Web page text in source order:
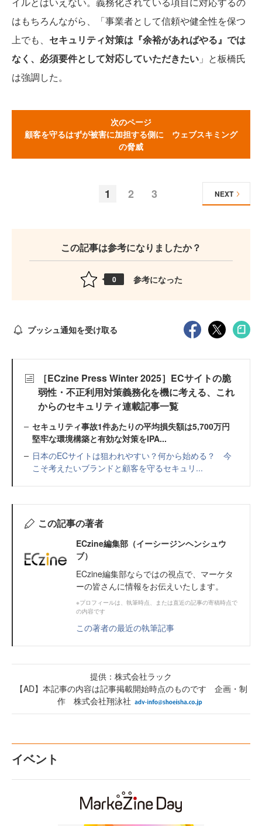
はもちろんながら、「事業者として信頼や健全性を保つ
上でも、 セキュリティ対策は『余裕があればやる』では
なく、必須要件として対応していただきたい 」と板橋氏
は強調した。
次のページ
顧客を守るはずが被害に加担する側に ウェブスキミング
の脅威
1 2 3 NEXT
この記事は参考になりましたか？
0 参考になった
プッシュ通知を受け取る
［ECzine Press Winter 2025］ECサイトの脆
弱性・不正利用対策義務化を機に考える、これ
からのセキュリティ連載記事一覧
セキュリティ事故1件あたりの平均損失額は5,700万円
堅牢な環境構築と有効な対策をIPA...
日本のECサイトは狙われやすい？何から始める？ 今
こそ考えたいブランドと顧客を守るセキュリ...
この記事の著者
ECzine編集部（イーシージンヘンシュウ
ブ）
ECzine編集部ならではの視点で、マーケタ
ーの皆さんに情報をお伝えいたします。
※プロフィールは、執筆時点、または直近の記事の寄稿時点で
の内容です
この著者の最近の執筆記事
提供：株式会社ラック
【AD】本記事の内容は記事掲載開始時点のものです 企画・制
作 株式会社翔泳社
イベント